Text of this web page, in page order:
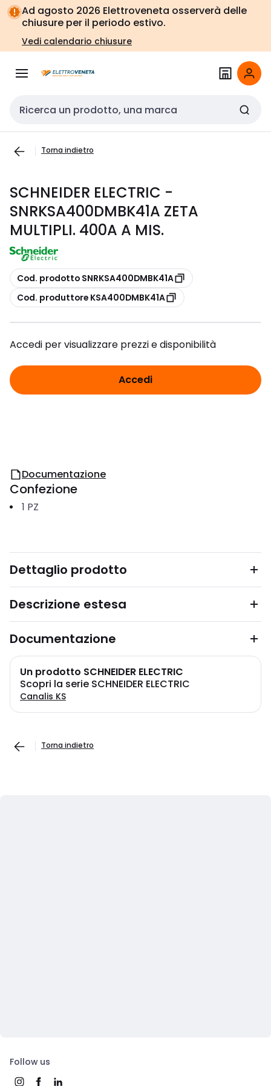
Vai alla
navigazione
Vai
alla
pagina
Ad agosto 2026 Elettroveneta osserverà delle
chiusure per il periodo estivo.
Vedi calendario chiusure
Cerca input
Torna indietro
SCHNEIDER ELECTRIC -
SNRKSA400DMBK41A ZETA
MULTIPLI. 400A A MIS.
copia
Cod. prodotto SNRKSA400DMBK41A
copia
Cod. produttore KSA400DMBK41A
Accedi per visualizzare prezzi e disponibilità
Accedi
Documentazione
Confezione
1 PZ
Dettaglio prodotto
Descrizione estesa
Documentazione
Un prodotto SCHNEIDER ELECTRIC
Scopri la serie SCHNEIDER ELECTRIC
Canalis KS
Torna indietro
Follow us